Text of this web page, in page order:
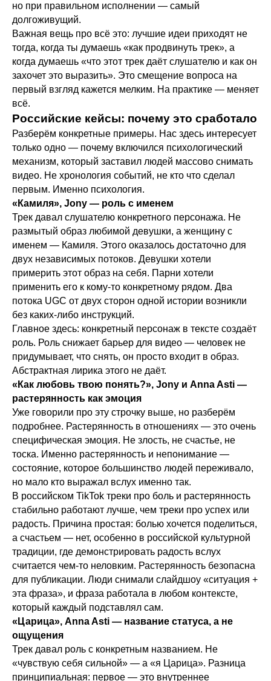
но при правильном исполнении — самый
долгоживущий.
Важная вещь про всё это: лучшие идеи приходят не
тогда, когда ты думаешь «как продвинуть трек», а
когда думаешь «что этот трек даёт слушателю и как он
захочет это выразить». Это смещение вопроса на
первый взгляд кажется мелким. На практике — меняет
всё.
Российские кейсы: почему это сработало
Разберём конкретные примеры. Нас здесь интересует
только одно — почему включился психологический
механизм, который заставил людей массово снимать
видео. Не хронология событий, не кто что сделал
первым. Именно психология.
«Камиля», Jony — роль с именем
Трек давал слушателю конкретного персонажа. Не
размытый образ любимой девушки, а женщину с
именем — Камиля. Этого оказалось достаточно для
двух независимых потоков. Девушки хотели
примерить этот образ на себя. Парни хотели
применить его к кому-то конкретному рядом. Два
потока UGC от двух сторон одной истории возникли
без каких-либо инструкций.
Главное здесь: конкретный персонаж в тексте создаёт
роль. Роль снижает барьер для видео — человек не
придумывает, что снять, он просто входит в образ.
Абстрактная лирика этого не даёт.
«Как любовь твою понять?», Jony и Anna Asti —
растерянность как эмоция
Уже говорили про эту строчку выше, но разберём
подробнее. Растерянность в отношениях — это очень
специфическая эмоция. Не злость, не счастье, не
тоска. Именно растерянность и непонимание —
состояние, которое большинство людей переживало,
но мало кто выражал вслух именно так.
В российском TikTok треки про боль и растерянность
стабильно работают лучше, чем треки про успех или
радость. Причина простая: болью хочется поделиться,
а счастьем — нет, особенно в российской культурной
традиции, где демонстрировать радость вслух
считается чем-то неловким. Растерянность безопасна
для публикации. Люди снимали слайдшоу «ситуация +
эта фраза», и фраза работала в любом контексте,
который каждый подставлял сам.
«Царица», Anna Asti — название статуса, а не
ощущения
Трек давал роль с конкретным названием. Не
«чувствую себя сильной» — а «я Царица». Разница
принципиальная: первое — это внутреннее